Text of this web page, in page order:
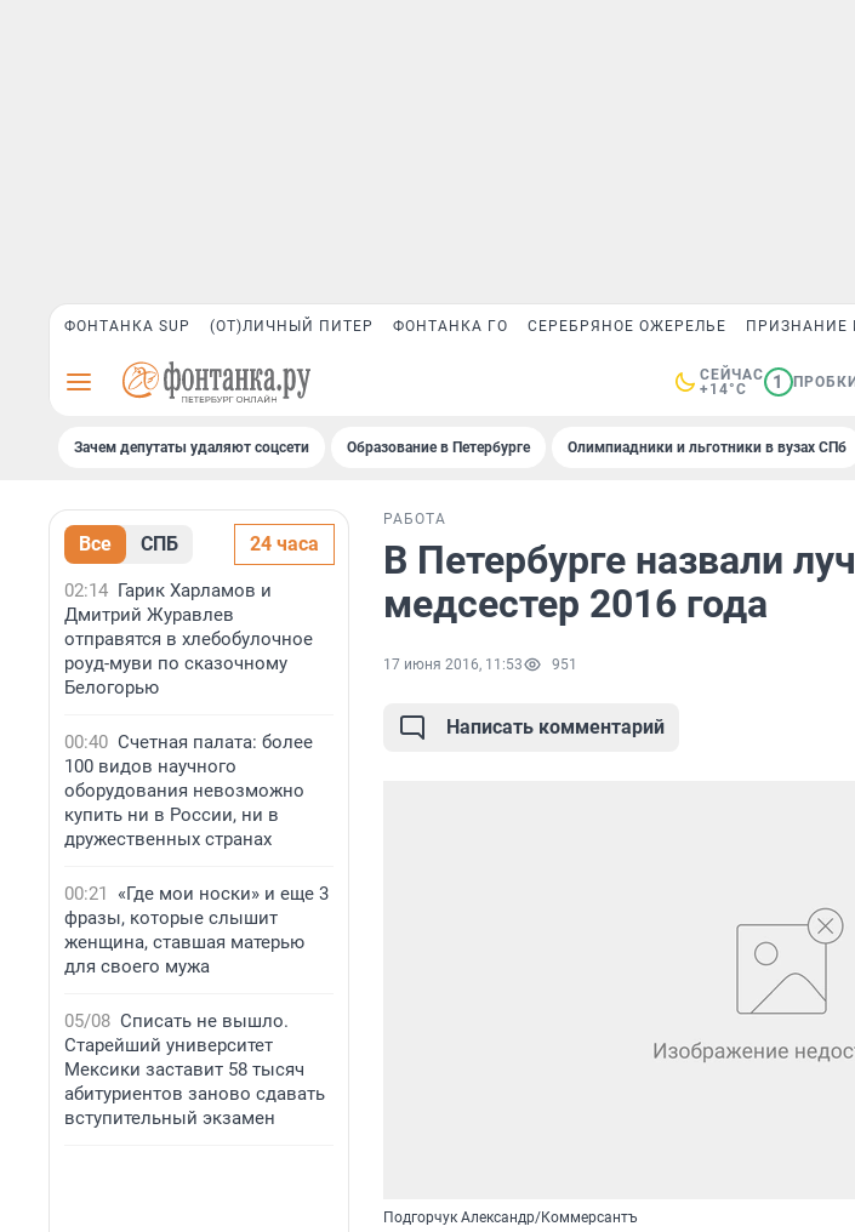
ФОНТАНКА SUP (ОТ)ЛИЧНЫЙ ПИТЕР ФОНТАНКА ГО СЕРЕБРЯНОЕ ОЖЕРЕЛЬЕ ПРИЗНАНИЕ
СЕЙЧАС
+14°C
1 ПРОБКИ
Зачем депутаты удаляют соцсети Образование в Петербурге Олимпиадники и льготники в вузах СПб
Все СПБ 24 часа
02:14 Гарик Харламов и
Дмитрий Журавлев
отправятся в хлебобулочное
роуд-муви по сказочному
Белогорью
00:40 Счетная палата: более
100 видов научного
оборудования невозможно
купить ни в России, ни в
дружественных странах
00:21
«Где мои носки» и еще 3
фразы, которые слышит
женщина, ставшая матерью
для своего мужа
05/08 Списать не вышло.
Старейший университет
Мексики заставит 58 тысяч
абитуриентов заново сдавать
вступительный экзамен
РАБОТА
В Петербурге назвали
медсестер 2016 года
17 июня 2016, 11:53 951
Написать комментарий
Подгорчук Александр/Коммерсантъ